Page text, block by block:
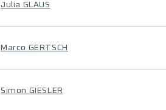
Julia GLAUS
Marco GERTSCH
Simon GIESLER